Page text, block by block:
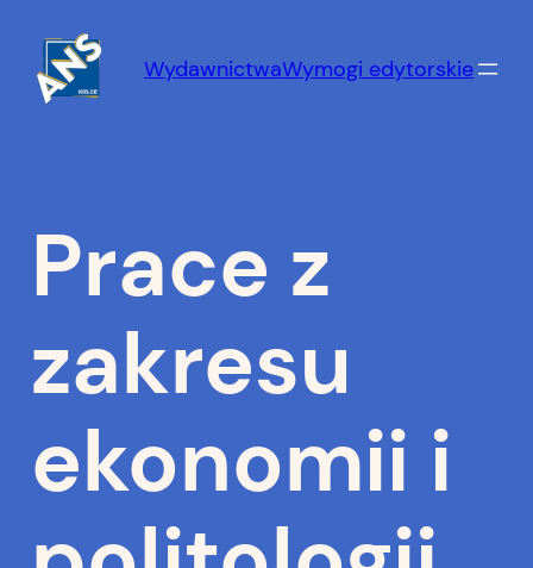
treści
WydawnictwaWymogi edytorskie
Prace z
zakresu
ekonomii i